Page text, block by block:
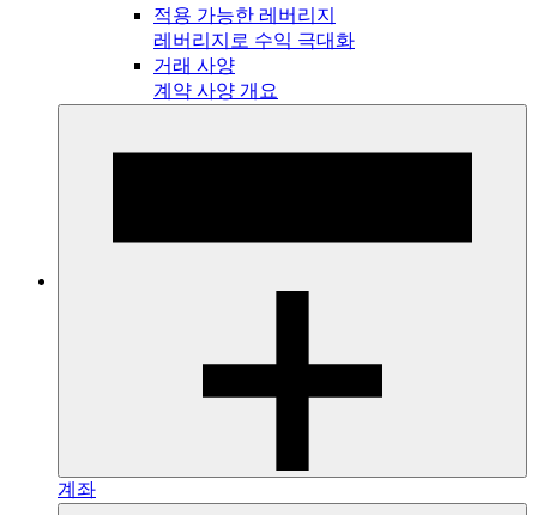
적용 가능한 레버리지
레버리지로 수익 극대화
거래 사양
계약 사양 개요
계좌